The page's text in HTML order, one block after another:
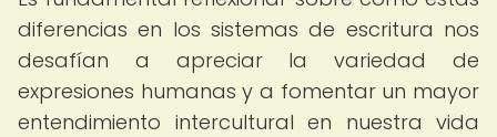
diferencias en los sistemas de escritura nos
desafían a apreciar la variedad de
expresiones humanas y a fomentar un mayor
entendimiento intercultural en nuestra vida